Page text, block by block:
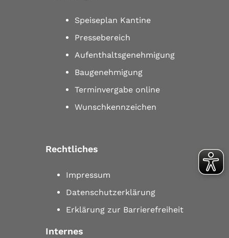
Speiseplan Kantine
Pressebereich
Aufenthaltsgenehmigung
Baugenehmigung
Terminvergabe online
Wunschkennzeichen
Rechtliches
Impressum
Datenschutzerklärung
Erklärung zur Barrierefreiheit
Internes